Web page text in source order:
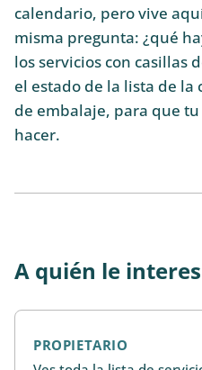
calendario, pero vive
misma pregunta: ¿qué
los servicios con casillas
el estado de la lista de la
de embalaje, para que
hacer.
A quién le
PROPIETARIO